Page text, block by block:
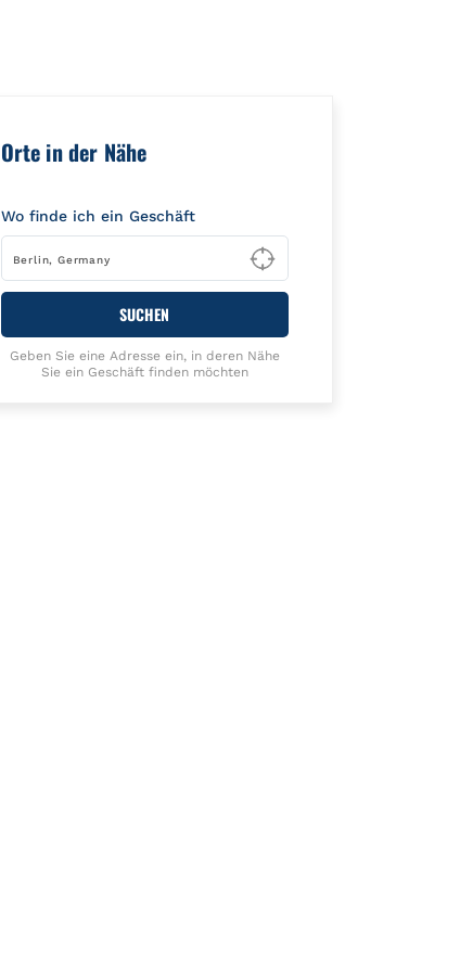
Orte in der Nähe
Wo finde ich ein Geschäft
Type to begin
SUCHEN
Geben Sie eine Adresse ein, in deren Nähe
Sie ein Geschäft finden möchten